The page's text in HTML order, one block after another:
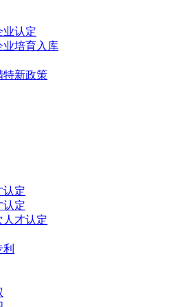
业认定
业培育入库
特新政策
认定
认定
人才认定